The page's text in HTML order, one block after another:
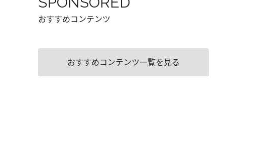
おすすめコンテンツ
おすすめコンテンツ一覧を見る